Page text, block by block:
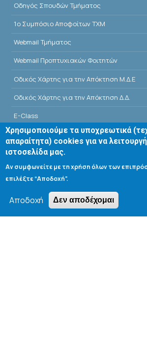
Οδηγός Σπουδών Τμήματος
1o Συμπόσιο Αποφοίτων ΤΧΜ
Webmail Τμήματος
Webmail Προπτυχιακών Φοιτητών
Οδικός Χάρτης για την Απόκτηση Μ.Δ.Ε
Οδικός Χάρτης για την Απόκτηση Δ.Δ.
E-Class
Αίθουσες Σεμιναρίων - Πρόγραμμα
Βιβλιοθήκη Τμήματος
Search form
Χρησιμοποιούμε τα υποχρεωτικά
απαραίτητα) cookies για να
ιστοσελίδα μας.
Αν συμφωνείτε με τη χρήση όλων των
επιλέξτε “Αποδοχή”.
Αποδοχή Δεν αποδέχομαι